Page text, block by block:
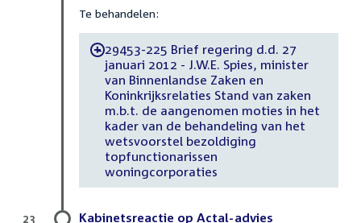
Te behandelen:
-29453-225 Brief regering d.d. 27
januari 2012 - J.W.E. Spies, minister
van Binnenlandse Zaken en
Koninkrijksrelaties Stand van zaken
m.b.t. de aangenomen moties in het
kader van de behandeling van het
wetsvoorstel bezoldiging
topfunctionarissen
woningcorporaties
Kabinetsreactie op Actal-advies
23